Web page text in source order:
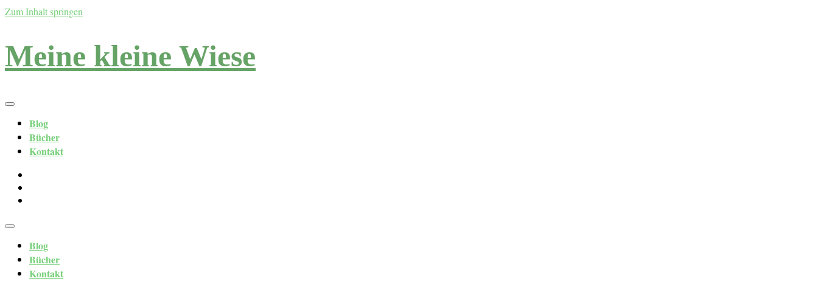
Zum Inhalt springen
Meine kleine Wiese
Blog
Bücher
Kontakt
Blog
Bücher
Kontakt